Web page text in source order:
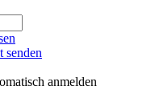
anmelden